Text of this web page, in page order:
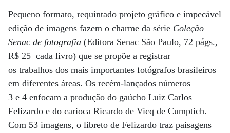
Pequeno formato, requintado projeto gráfico e impecável
edição de imagens fazem o charme da série Coleção
Senac de fotografia (Editora Senac São Paulo, 72 págs.,
R$ 25 cada livro) que se propõe a registrar
os trabalhos dos mais importantes fotógrafos brasileiros
em diferentes áreas. Os recém-lançados números
3 e 4 enfocam a produção do gaúcho Luiz Carlos
Felizardo e do carioca Ricardo de Vicq de Cumptich.
Com 53 imagens, o libreto de Felizardo traz paisagens